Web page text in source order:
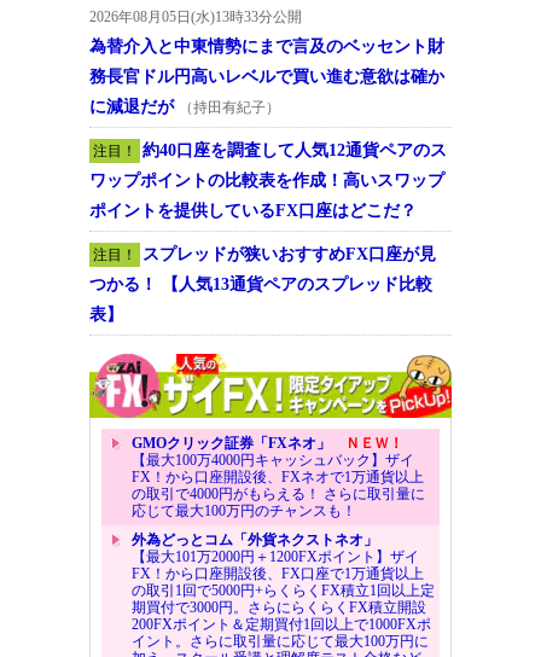
2026年08月05日(水)13時33分公開
為替介入と中東情勢にまで言及のベッセント財
務長官ドル円高いレベルで買い進む意欲は確か
に減退だが
（持田有紀子）
注目！
約40口座を調査して人気12通貨ペアのス
ワップポイントの比較表を作成！高いスワップ
ポイントを提供しているFX口座はどこだ？
注目！
スプレッドが狭いおすすめFX口座が見
つかる！ 【人気13通貨ペアのスプレッド比較
表】
GMOクリック証券「FXネオ」
ＮＥＷ！
【最大100万4000円キャッシュバック】ザイ
FX！から口座開設後、FXネオで1万通貨以上
の取引で4000円がもらえる！ さらに取引量に
応じて最大100万円のチャンスも！
外為どっとコム「外貨ネクストネオ」
【最大101万2000円＋1200FXポイント】ザイ
FX！から口座開設後、FX口座で1万通貨以上
の取引1回で5000円+らくらくFX積立1回以上定
期買付で3000円。さらにらくらくFX積立開設
200FXポイント＆定期買付1回以上で1000FXポ
イント。さらに取引量に応じて最大100万円に